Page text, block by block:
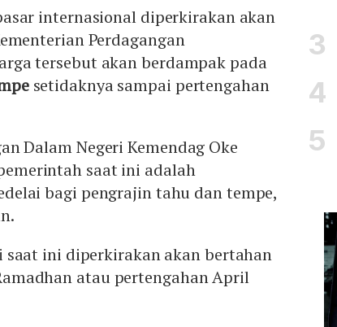
internasional diperkirakan akan
Perdagangan
tersebut akan berdampak pada
setidaknya sampai pertengahan
Dalam Negeri Kemendag Oke
saat ini adalah
bagi pengrajin tahu dan tempe,
saat ini diperkirakan akan bertahan
atau pertengahan April